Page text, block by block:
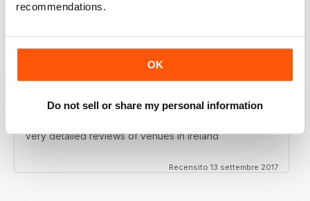
recommendations.
OK
Do not sell or share my personal information
Recensito 20 settembre 2017
Very detailed reviews of venues in Ireland
Recensito 13 settembre 2017